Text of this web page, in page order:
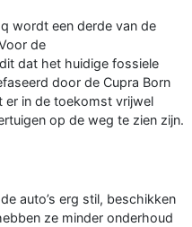
wordt een derde van de
de
dat het huidige fossiele
door de Cupra Born
er in de toekomst vrijwel
op de weg te zien zijn.
auto’s erg stil, beschikken
ze minder onderhoud